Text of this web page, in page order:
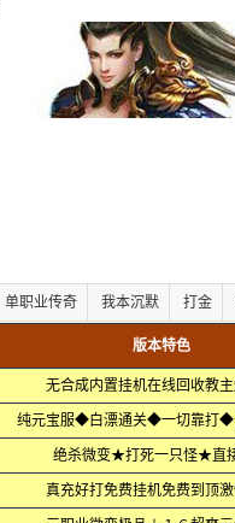
单职业传奇 我本沉默 打金
版本特色
无合成内置挂机在线回收教
纯元宝服◆白漂通关◆一切靠打
绝杀微变★打死一只怪★直
真充好打免费挂机免费到顶